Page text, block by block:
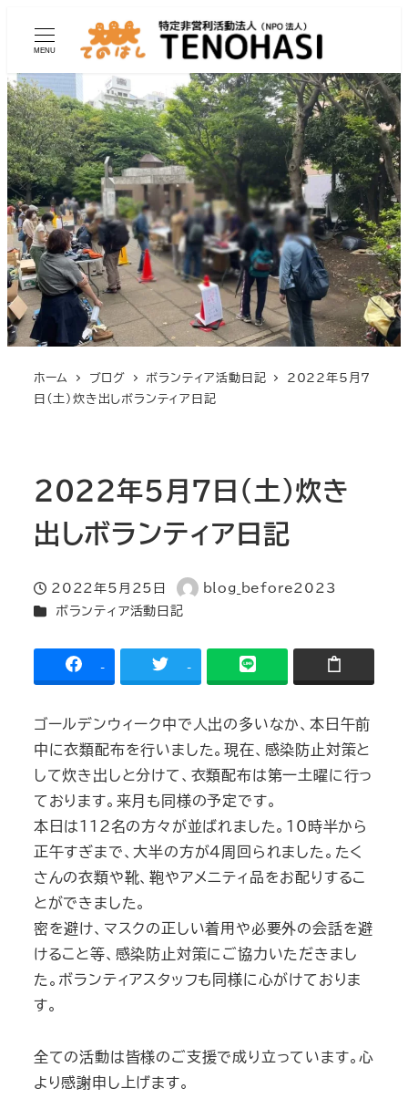
MENU
ホーム ブログ ボランティア活動日記
2022年5月7
日（土）炊き出しボランティア日記
2022年5月7日（土）炊き
出しボランティア日記
投稿日
2022年5月25日
著
者
blog_before2023
カテゴリー
ボランティア活動日記
- -
ゴールデンウィーク中で人出の多いなか、本日午前
中に衣類配布を行いました。現在、感染防止対策と
して炊き出しと分けて、衣類配布は第一土曜に行っ
ております。来月も同様の予定です。
本日は112名の方々が並ばれました。10時半から
正午すぎまで、大半の方が4周回られました。たく
さんの衣類や靴、鞄やアメニティ品をお配りするこ
とができました。
密を避け、マスクの正しい着用や必要外の会話を避
けること等、感染防止対策にご協力いただきまし
た。ボランティアスタッフも同様に心がけておりま
す。
全ての活動は皆様のご支援で成り立っています。心
より感謝申し上げます。